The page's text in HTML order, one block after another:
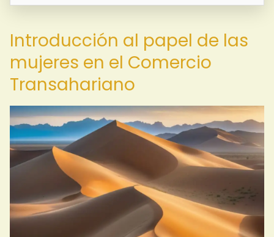
Introducción al papel de las
mujeres en el Comercio
Transahariano